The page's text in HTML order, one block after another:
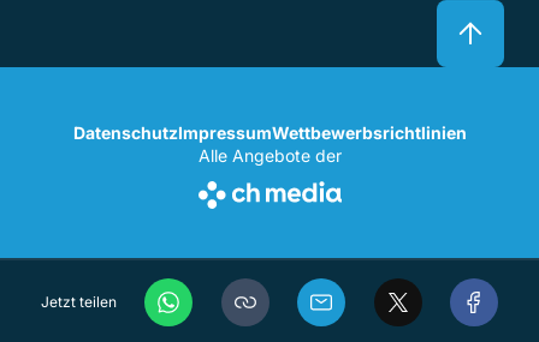
Jetzt teilen
DatenschutzImpressumWettbewerbsrichtlinien
Alle Angebote der